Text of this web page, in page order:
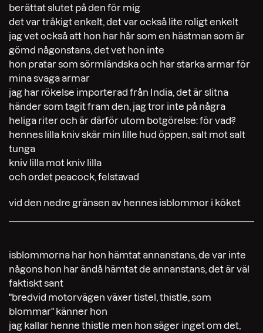
berättat slutet på den för mig
det var tråkigt enkelt, det var också lite roligt enkelt
jag vet också att hon har hår som en hästman som är
gömd någonstans, det vet hon inte
hon pratar som sörmländska och har starka armar för
mina svaga armar
jag har rökelse importerad från India, det är slitna
händer som tagit fram den, jag tror inte på några
heliga riter och är därför utom botgörelse: för vad?
hennes lilla kniv skär min lille hud öppen, salt mot salt
tunga
kniv lilla mot kniv lilla
och ordet peacock, felstavad
vid den nedre gränsen av hennes isblommor i köket
isblommorna har hon hämtat annanstans, de var inte
någons hon har ändå hämtat de annanstans, det är väl
faktiskt sant
"bredvid motorvägen växer tistel, thistle, som
blommar" känner hon
jag kallar henne thistle men hon säger inget om det,